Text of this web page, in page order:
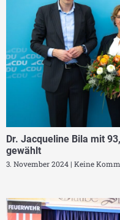
Dr. Jacqueline Bila mit
gewählt
3. November 2024 Keine